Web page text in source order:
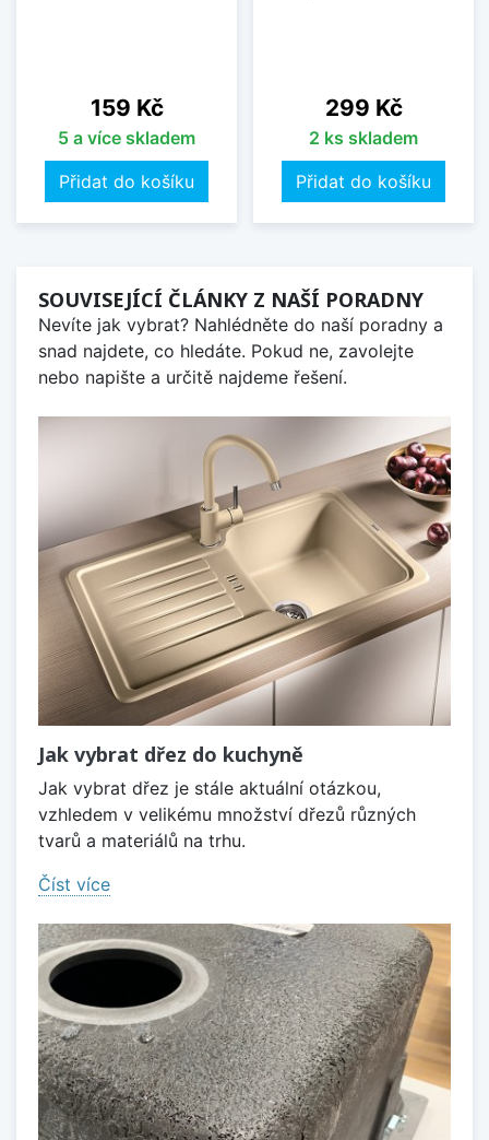
Cena
159 Kč
5 a více skladem
Přidat do košíku
Cena
299 Kč
2 ks skladem
Přidat do košíku
SOUVISEJÍCÍ ČLÁNKY Z NAŠÍ PORADNY
Nevíte jak vybrat? Nahlédněte do naší poradny a
snad najdete, co hledáte. Pokud ne, zavolejte
nebo napište a určitě najdeme řešení.
Jak vybrat dřez do kuchyně
Jak vybrat dřez je stále aktuální otázkou,
vzhledem v velikému množství dřezů různých
tvarů a materiálů na trhu.
Číst více